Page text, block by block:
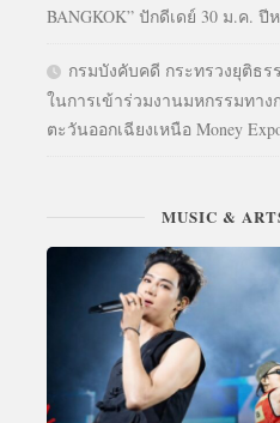
BANGKOK” ปักดีเดย์ 30 ม.ค. ปี
กรมบังคับคดี กระทรวงยุติธ
ในการเข้าร่วมงานมหกรรมทา
ตะวันออกเฉียงเหนือ Money
MUSIC &